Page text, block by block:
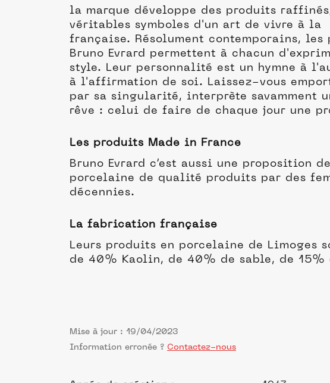
la marque développe des produits
véritables symboles d'un art de vivre à la
française. Résolument contemporains, les
Bruno Evrard permettent à chacun
style. Leur personnalité est un hymne à
à l'affirmation de soi. Laissez-vous
par sa singularité, interprète savamment
rêve : celui de faire de chaque jour une
Les produits Made in France
Bruno Evrard c’est aussi une proposition
porcelaine de qualité produits par des
décennies.
La fabrication française
Leurs produits en porcelaine de Limoges
de 40% Kaolin, de 40% de sable, de 15%
Mise à jour : 19/04/2023
Information erronée ? Contactez-nous